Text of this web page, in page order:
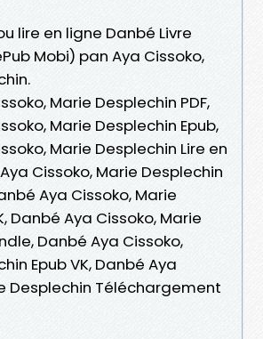
lire en ligne Danbé Livre
Mobi) pan Aya Cissoko,
Marie Desplechin PDF,
Marie Desplechin Epub,
Marie Desplechin Lire en
Cissoko, Marie Desplechin
Aya Cissoko, Marie
Danbé Aya Cissoko, Marie
Danbé Aya Cissoko,
Epub VK, Danbé Aya
Desplechin Téléchargement